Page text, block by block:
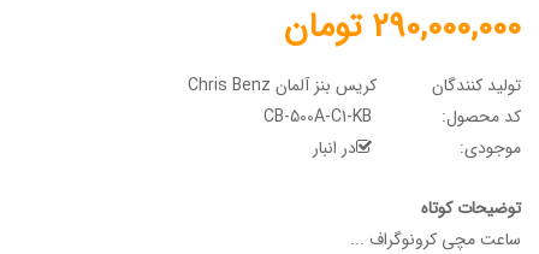
290,000,000 تومان
تولید کنندگان
کریس بنز آلمان Chris Benz
کد محصول:
موجودی:
در انبار
توضیحات کوتاه
ساعت مچی کرونوگراف ...